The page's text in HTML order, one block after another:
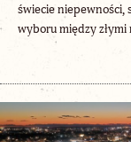
świecie niepewności,
wyboru między złymi